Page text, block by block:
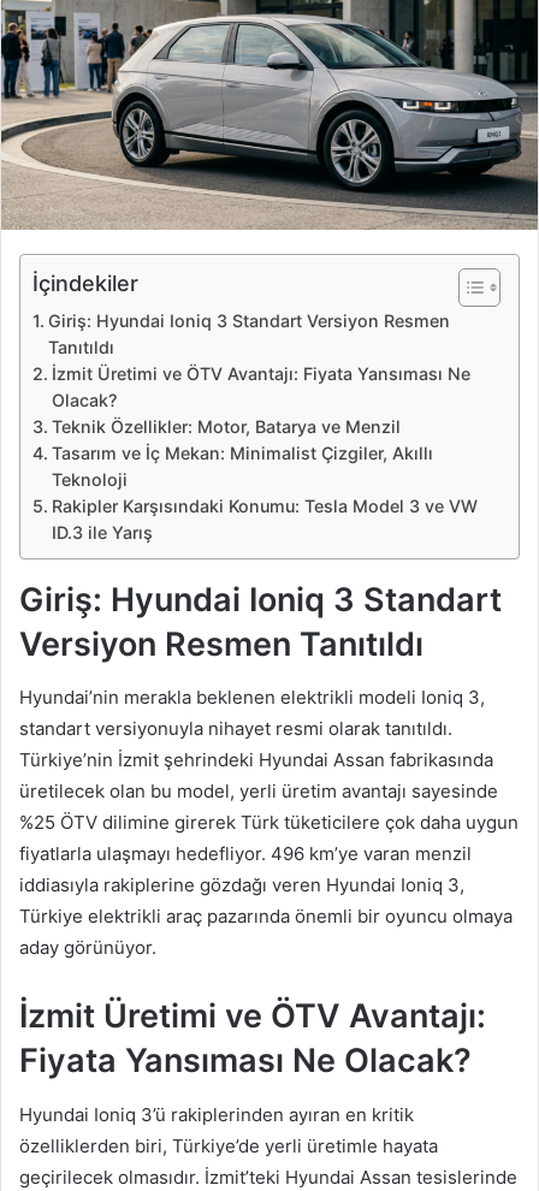
o
s
t
a
g
ö
n
m
k
İçindekiler
Giriş: Hyundai Ioniq 3 Standart Versiyon Resmen
Tanıtıldı
İzmit Üretimi ve ÖTV Avantajı: Fiyata Yansıması Ne
Olacak?
Teknik Özellikler: Motor, Batarya ve Menzil
Tasarım ve İç Mekan: Minimalist Çizgiler, Akıllı
Teknoloji
Rakipler Karşısındaki Konumu: Tesla Model 3 ve VW
ID.3 ile Yarış
Giriş: Hyundai Ioniq 3 Standart
Versiyon Resmen Tanıtıldı
Hyundai’nin merakla beklenen elektrikli modeli Ioniq 3,
standart versiyonuyla nihayet resmi olarak tanıtıldı.
Türkiye’nin İzmit şehrindeki Hyundai Assan fabrikasında
üretilecek olan bu model, yerli üretim avantajı sayesinde
%25 ÖTV dilimine girerek Türk tüketicilere çok daha uygun
fiyatlarla ulaşmayı hedefliyor. 496 km’ye varan menzil
iddiasıyla rakiplerine gözdağı veren Hyundai Ioniq 3,
Türkiye elektrikli araç pazarında önemli bir oyuncu olmaya
aday görünüyor.
İzmit Üretimi ve ÖTV Avantajı:
Fiyata Yansıması Ne Olacak?
Hyundai Ioniq 3’ü rakiplerinden ayıran en kritik
özelliklerden biri, Türkiye’de yerli üretimle hayata
geçirilecek olmasıdır. İzmit’teki Hyundai Assan tesislerinde